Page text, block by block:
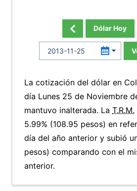
Dólar Hoy
La cotización del dólar en
día Lunes 25 de Noviembre
mantuvo inalterada. La T.R.M.
5.99% (108.95 pesos) en
día del año anterior y subió
pesos) comparando con el
anterior.